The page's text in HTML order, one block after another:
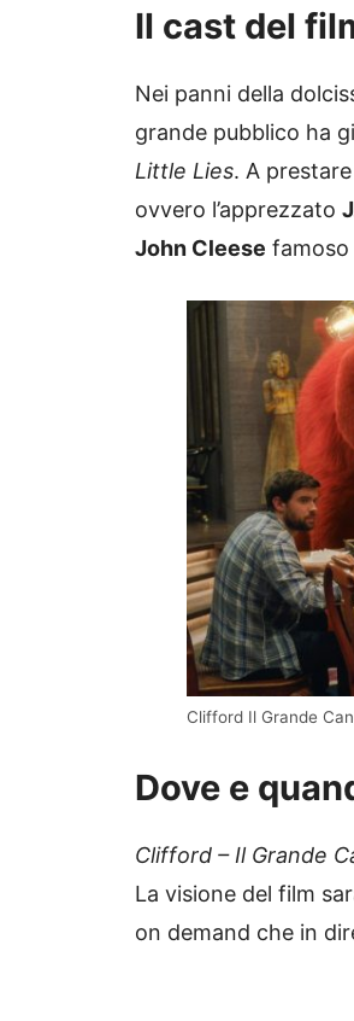
Il cast del
Nei panni della
grande pubblico ha
Little Lies. A
ovvero l’apprezzato
John Cleese famoso
Clifford Il Grande
Dove e
Clifford – Il Grande
La visione del film
on demand che in